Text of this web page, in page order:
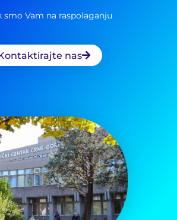
smo Vam na raspolaganju
nas